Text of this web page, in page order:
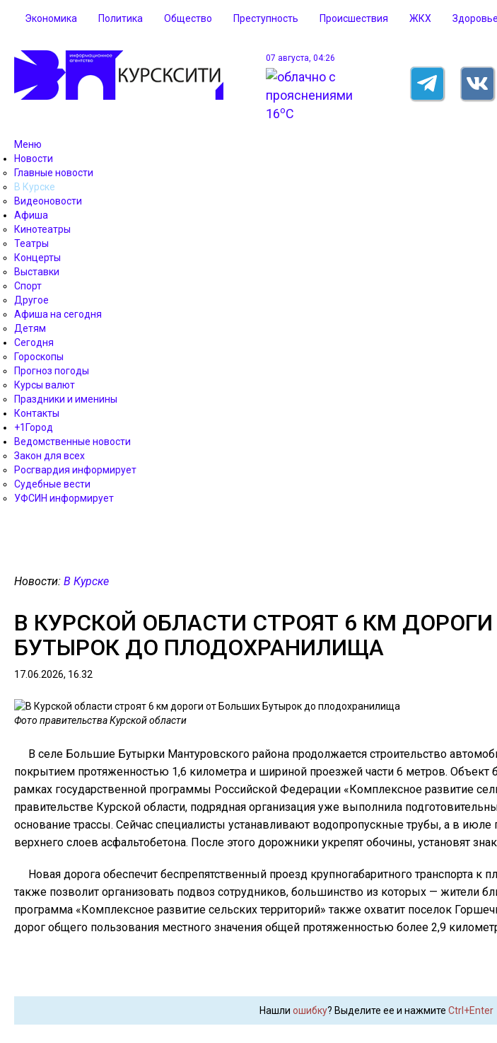
Экономика Политика Общество Преступность Происшествия ЖКХ Здоровье
07 августа, 04:26
16oC
Меню
Новости
Главные новости
В Курске
Видеоновости
Афиша
Кинотеатры
Театры
Концерты
Выставки
Спорт
Другое
Афиша на сегодня
Детям
Сегодня
Гороскопы
Прогноз погоды
Курсы валют
Праздники и именины
Контакты
+1Город
Ведомственные новости
Закон для всех
Росгвардия информирует
Судебные вести
УФСИН информирует
Новости: В Курске
В КУРСКОЙ ОБЛАСТИ СТРОЯТ 6 КМ
БУТЫРОК ДО ПЛОДОХРАНИЛИЩА
17.06.2026, 16.32
Фото правительства Курской области
В селе Большие Бутырки Мантуровского района продолжается строительство
покрытием протяженностью 1,6 километра и шириной проезжей части 6 метров. Объект
рамках государственной программы Российской Федерации «Комплексное развитие
правительстве Курской области, подрядная организация уже выполнила
основание трассы. Сейчас специалисты устанавливают водопропускные трубы, а в
верхнего слоев асфальтобетона. После этого дорожники укрепят обочины, установят
Новая дорога обеспечит беспрепятственный проезд крупногабаритного транспорта к
также позволит организовать подвоз сотрудников, большинство из которых — жители
программа «Комплексное развитие сельских территорий» также охватит поселок
дорог общего пользования местного значения общей протяженностью более 2,9
Нашли ошибку? Выделите ее и нажмите Ctrl+Enter